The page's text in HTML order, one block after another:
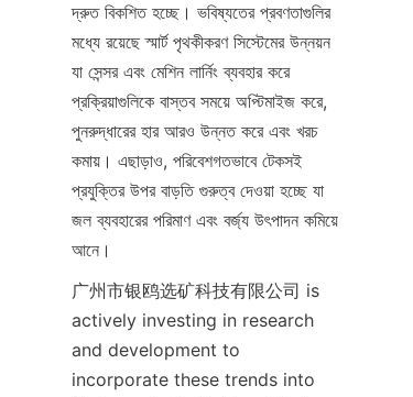
দ্রুত বিকশিত হচ্ছে। ভবিষ্যতের প্রবণতাগুলির
মধ্যে রয়েছে স্মার্ট পৃথকীকরণ সিস্টেমের উন্নয়ন
যা সেন্সর এবং মেশিন লার্নিং ব্যবহার করে
প্রক্রিয়াগুলিকে বাস্তব সময়ে অপ্টিমাইজ করে,
পুনরুদ্ধারের হার আরও উন্নত করে এবং খরচ
কমায়। এছাড়াও, পরিবেশগতভাবে টেকসই
প্রযুক্তির উপর বাড়তি গুরুত্ব দেওয়া হচ্ছে যা
জল ব্যবহারের পরিমাণ এবং বর্জ্য উৎপাদন কমিয়ে
আনে।
广州市银鸥选矿科技有限公司 is
actively investing in research
and development to
incorporate these trends into